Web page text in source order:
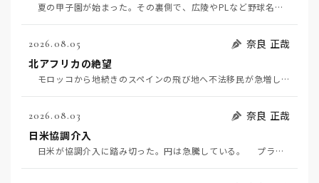
夏の甲子園が始まった。その裏側で、広陵やPLなど野球名門校（だった）の不祥事のその後について、「熱…
2026.08.05
奈良 正哉
北アフリカの絶望
モロッコから地続きのスペインの飛び地へ不法移民が急増していて、当地の大問題となっている。「海を泳い…
2026.08.03
奈良 正哉
日米協調介入
日米が協調介入に踏み切った。円は急騰している。 プラザ合意以降、協調介入は為替相場の転機になって…